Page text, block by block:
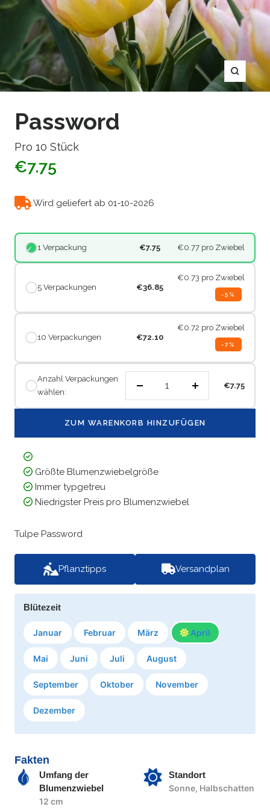
Zoom
Password
Pro 10 Stück
€7.75
Wird geliefert ab 01-10-2026
1 Verpackung €7.75 €0.77 pro Zwiebel
5 Verpackungen €36.85
€0.73 pro Zwiebel
-5%
10 Verpackungen €72.10
€0.72 pro Zwiebel
-7%
Anzahl Verpackungen
wählen:
verringern
Menge
€7.75
ZUM WARENKORB HINZUFÜGEN
Größte Blumenzwiebelgröße
Immer typgetreu
Niedrigster Preis pro Blumenzwiebel
Tulpe Password
Pflanztipps Versandplan
Blütezeit
Januar Februar März April
Mai Juni Juli August
September Oktober November
Dezember
Fakten
Umfang der
Blumenzwiebel
12 cm
Standort
Sonne, Halbschatten